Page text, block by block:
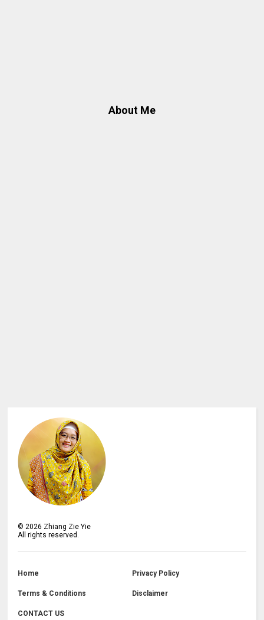
About Me
©2026 Zhiang Zie Yie
All rights reserved.
Home Privacy Policy
Terms & Conditions Disclaimer
CONTACT US